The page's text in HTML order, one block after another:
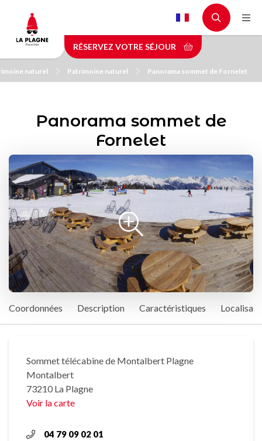
contenu
principal
RÉSERVEZ VOTRE SÉJOUR
naturel Patrimoine naturel Panorama sommet de Fornelet
Panorama sommet de
Fornelet
Coordonnées Description Caractéristiques
Sommet télécabine de Montalbert Plagne
Montalbert
73210 La Plagne
Voir la carte
04 79 09 02 01